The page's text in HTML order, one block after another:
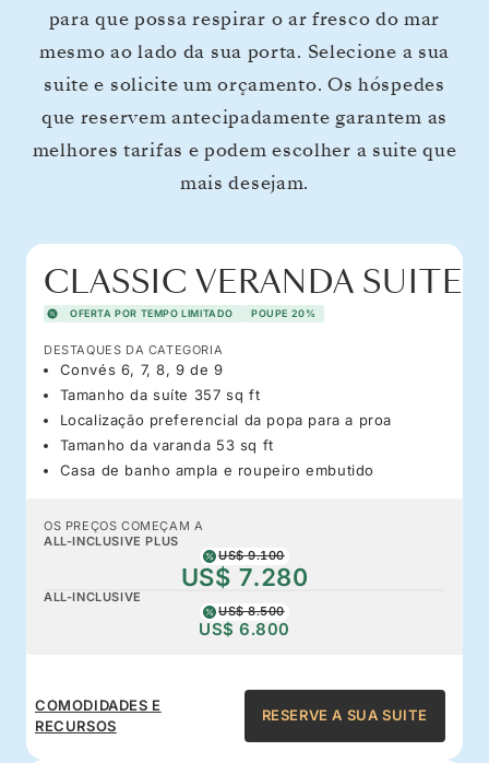
para que possa respirar o ar fresco do mar
mesmo ao lado da sua porta. Selecione a sua
suite e solicite um orçamento. Os hóspedes
que reservem antecipadamente garantem as
melhores tarifas e podem escolher a suite que
mais desejam.
CLASSIC VERANDA SUITE
OFERTA POR TEMPO LIMITADO POUPE 20%
DESTAQUES DA CATEGORIA
Convés 6, 7, 8, 9 de 9
Tamanho da suíte 357 sq ft
Localização preferencial da popa para a proa
Tamanho da varanda 53 sq ft
Casa de banho ampla e roupeiro embutido
OS PREÇOS COMEÇAM A
ALL-INCLUSIVE PLUS
US$ 9.100
US$ 7.280
ALL-INCLUSIVE
US$ 8.500
US$ 6.800
COMODIDADES E
RECURSOS
RESERVE A SUA SUITE